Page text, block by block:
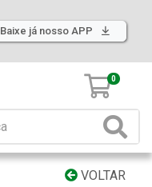
Baixe já nosso APP
0
VOLTAR